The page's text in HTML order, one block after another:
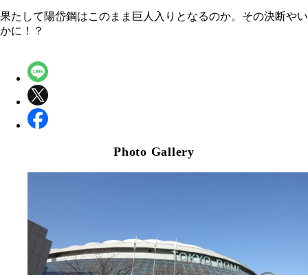
果たして陽岱鋼はこのまま巨人入りとなるのか。その決断やい
かに！？
Photo Gallery